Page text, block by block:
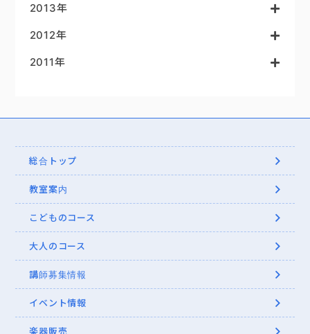
2013年
2012年
2011年
総合トップ
教室案内
こどものコース
大人のコース
講師募集情報
イベント情報
楽器販売